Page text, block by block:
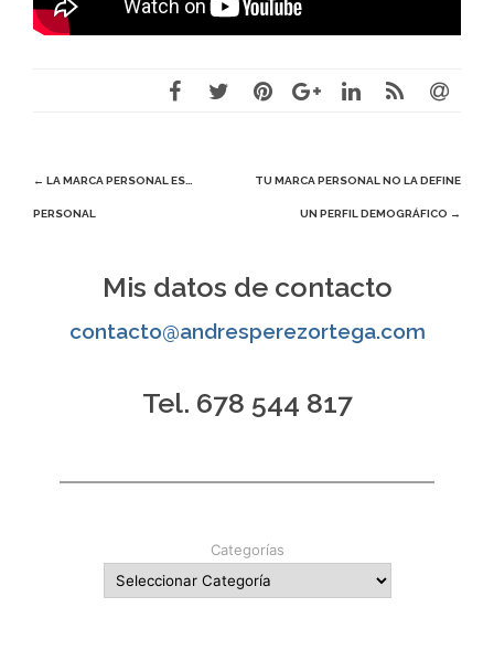
Navegación
de
← LA MARCA PERSONAL ES…
PERSONAL
TU MARCA PERSONAL NO LA DEFINE
UN PERFIL DEMOGRÁFICO →
Mis datos de contacto
contacto@andresperezortega.com
Tel. 678 544 817
Categorías